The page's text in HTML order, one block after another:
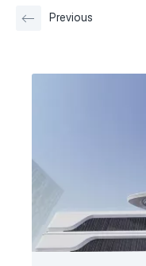
Previous